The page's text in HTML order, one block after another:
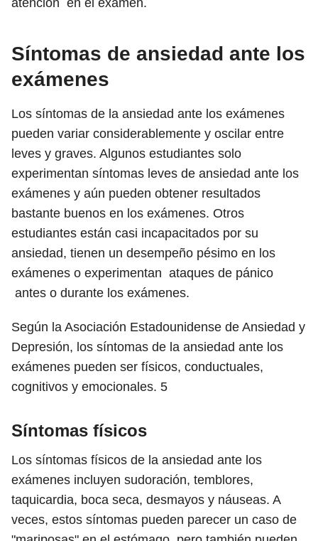
atención en el examen.
Síntomas de ansiedad ante los
exámenes
Los síntomas de la ansiedad ante los exámenes
pueden variar considerablemente y oscilar entre
leves y graves. Algunos estudiantes solo
experimentan síntomas leves de ansiedad ante los
exámenes y aún pueden obtener resultados
bastante buenos en los exámenes. Otros
estudiantes están casi incapacitados por su
ansiedad, tienen un desempeño pésimo en los
exámenes o experimentan ataques de pánico
antes o durante los exámenes.
Según la Asociación Estadounidense de Ansiedad y
Depresión, los síntomas de la ansiedad ante los
exámenes pueden ser físicos, conductuales,
cognitivos y emocionales. 5
Síntomas físicos
Los síntomas físicos de la ansiedad ante los
exámenes incluyen sudoración, temblores,
taquicardia, boca seca, desmayos y náuseas. A
veces, estos síntomas pueden parecer un caso de